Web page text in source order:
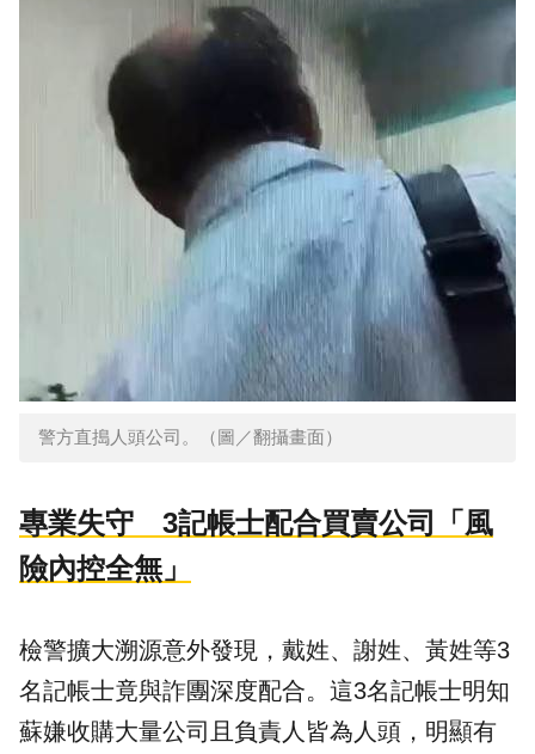
警方直搗人頭公司。（圖／翻攝畫面）
專業失守 3記帳士配合買賣公司「風
險內控全無」
檢警擴大溯源意外發現，戴姓、謝姓、黃姓等3
名記帳士竟與詐團深度配合。這3名記帳士明知
蘇嫌收購大量公司且負責人皆為人頭，明顯有